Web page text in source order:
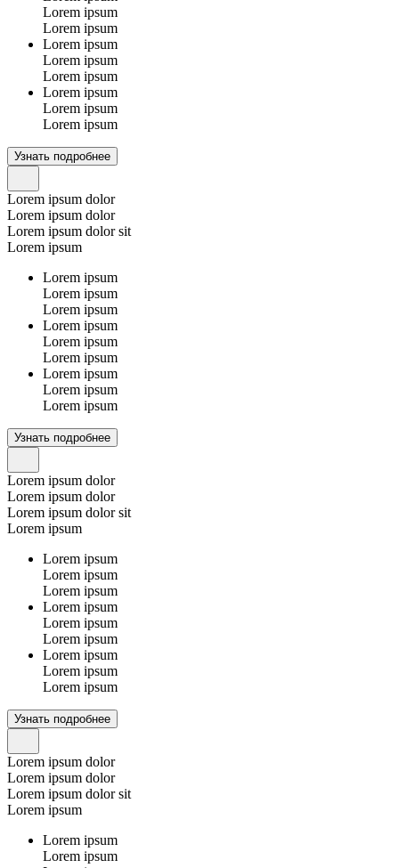
Lorem ipsum
Lorem ipsum
Lorem ipsum
Lorem ipsum
Lorem ipsum
Lorem ipsum
Lorem ipsum
Lorem ipsum
Узнать подробнее
Lorem ipsum dolor
Lorem ipsum dolor
Lorem ipsum dolor sit
Lorem ipsum
Lorem ipsum
Lorem ipsum
Lorem ipsum
Lorem ipsum
Lorem ipsum
Lorem ipsum
Lorem ipsum
Lorem ipsum
Lorem ipsum
Узнать подробнее
Lorem ipsum dolor
Lorem ipsum dolor
Lorem ipsum dolor sit
Lorem ipsum
Lorem ipsum
Lorem ipsum
Lorem ipsum
Lorem ipsum
Lorem ipsum
Lorem ipsum
Lorem ipsum
Lorem ipsum
Lorem ipsum
Узнать подробнее
Lorem ipsum dolor
Lorem ipsum dolor
Lorem ipsum dolor sit
Lorem ipsum
Lorem ipsum
Lorem ipsum